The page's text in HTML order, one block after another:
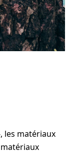
les matériaux